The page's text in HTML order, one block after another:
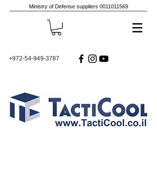
Ministry of Defense suppliers 0011011569
+972-54-949-3787